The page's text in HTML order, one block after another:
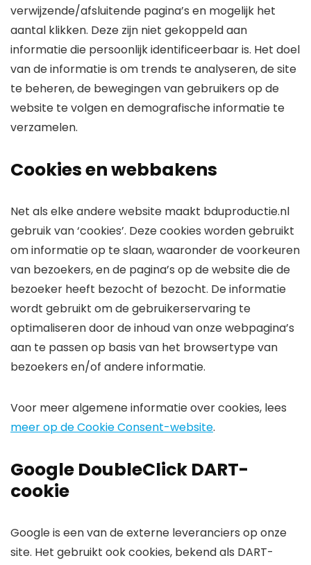
verwijzende/afsluitende pagina’s en mogelijk het
aantal klikken. Deze zijn niet gekoppeld aan
informatie die persoonlijk identificeerbaar is. Het doel
van de informatie is om trends te analyseren, de site
te beheren, de bewegingen van gebruikers op de
website te volgen en demografische informatie te
verzamelen.
Cookies en webbakens
Net als elke andere website maakt bduproductie.nl
gebruik van ‘cookies’. Deze cookies worden gebruikt
om informatie op te slaan, waaronder de voorkeuren
van bezoekers, en de pagina’s op de website die de
bezoeker heeft bezocht of bezocht. De informatie
wordt gebruikt om de gebruikerservaring te
optimaliseren door de inhoud van onze webpagina’s
aan te passen op basis van het browsertype van
bezoekers en/of andere informatie.
Voor meer algemene informatie over cookies, lees
meer op de Cookie Consent-website.
Google DoubleClick DART-
cookie
Google is een van de externe leveranciers op onze
site. Het gebruikt ook cookies, bekend als DART-